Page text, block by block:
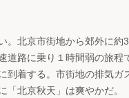
。北京市街地から郊外に約
道路に乗り１時間弱の旅程
到着する。市街地の排気ガ
「北京秋天」は爽やかだ。